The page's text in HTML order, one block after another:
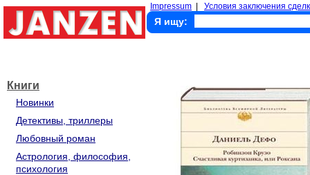
Impressum Условия заключения
Я ищу:
Книги
Новинки
Детективы, триллеры
Любовный роман
Астрология, философия,
психология